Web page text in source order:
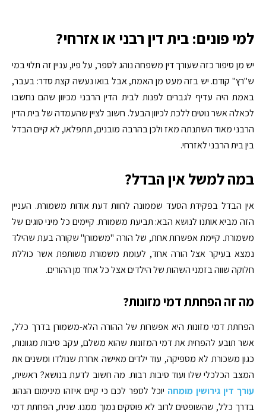
למי פונים: בית דין רבני או אזרחי?
יש מן סיפור כזה שעורך דין משפחה נוהג לספר, על פיו, עניין זה תלוי במי
ש"רץ" קודם. יש בזה מעט מן האמת, אבל בואו נעשה קצת סדר: בעבר,
באמת היה עדיף לגברים לפנות לבית הדין הרבני מכיוון שהם נחשבו
לכאלה אשר נוטים ללכת לכיוון הבעל. חשוב לציין שהעמדה של בית הדין
הרבני מאוד השתנתה מאז ולכן בהרבה מובנים, תתפלאו, לא קיים הבדל
בין בית הרבני לאזרחי.
במה למשל אין הבדל?
אין הבדל בפקידת הסעד שממונה לחוות דעת אודות משמורת. העניין
הזה מביא אותנו לנושא הבא: תביעת משמורת. קיימים כל מיני סוגים של
משמורת. קיימת אפשרות אחת, של הורה "משמורן" שקורה בעת שהילד
נמצא בעיקר אצל הורה אחד, לעומת משמורת משותפת אשר כוללת
חלוקה שווה בזמני השהות של הילדים אצל כל אחד מן ההורים.
מה זה הפחתת דמי מזונות?
הפחתת דמי מזונות היא אפשרות של ההורה הלא-משמורן בדרך כלל,
אשר תובע להפחית את דמי המזונות שהוא משלם, עקב סיבות מגוונות,
כגון משכורת לא מספיקה, עוד ילדים מאישה אחרת שנולדו ומשנים את
המצב הכלכלי שלו ועוד סיבות רבות. מה חשוב לדעת בנושא? ראשית,
עורך דין גירושין מומחה יוכל לספר לכם כי קיים איזהו מינימום הנהוג
בדרך כלל, שהשופטים לרוב לא פוסקים נמוך ממנו. שנית, הפחתת דמי